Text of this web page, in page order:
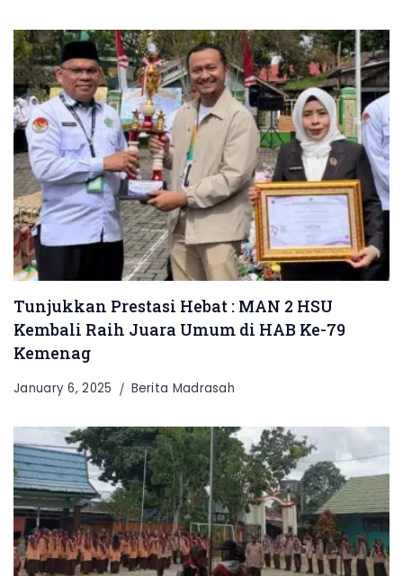
Tunjukkan Prestasi Hebat : MAN 2 HSU
Kembali Raih Juara Umum di HAB Ke-79
Kemenag
January 6, 2025 Berita Madrasah